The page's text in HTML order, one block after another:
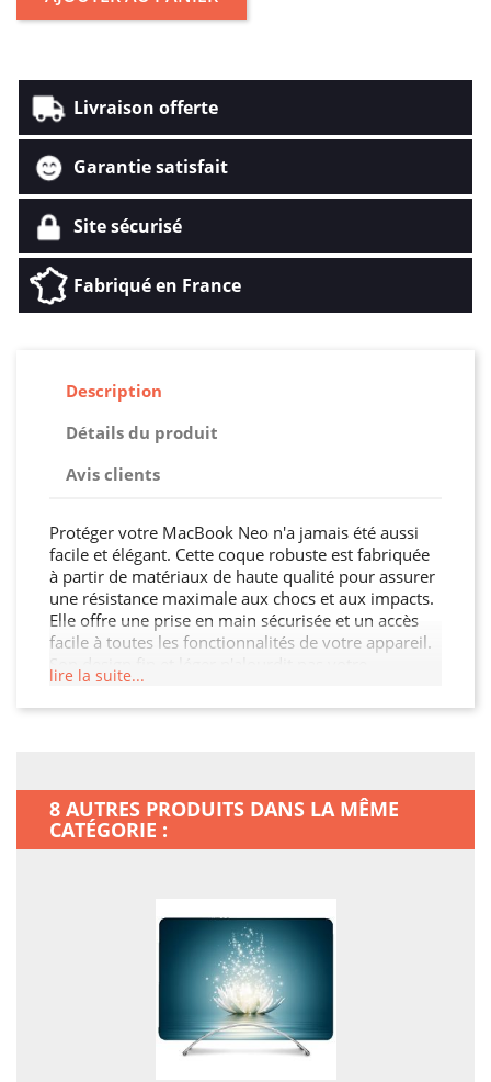
Livraison offerte
Garantie satisfait
Site sécurisé
Fabriqué en France
Description
Détails du produit
Avis clients
Protéger votre MacBook Neo n'a jamais été aussi
facile et élégant. Cette coque robuste est fabriquée
à partir de matériaux de haute qualité pour assurer
une résistance maximale aux chocs et aux impacts.
Elle offre une prise en main sécurisée et un accès
facile à toutes les fonctionnalités de votre appareil.
Son design fin et léger n'alourdit pas votre
MacBook Neo, tout en garantissant une protection
optimale contre les chocs, les rayures et les chutes.
lire la suite...
8 AUTRES PRODUITS DANS LA MÊME
CATÉGORIE :